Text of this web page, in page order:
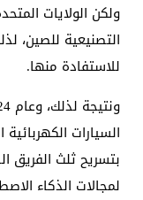
ولكن الولايات
التصنيعية للصين،
للاستفادة منها.
السيارات
بتسريح ثلث الفريق
لمجالات الذكاء